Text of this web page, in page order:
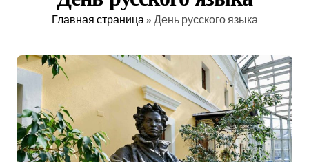
Главная страница» День русского языка